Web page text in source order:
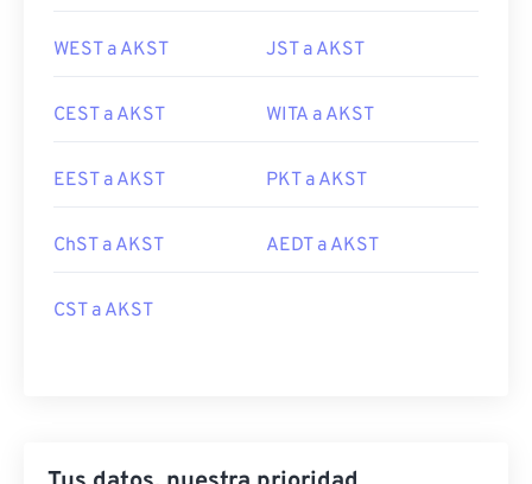
WEST a AKST JST a AKST
CEST a AKST WITA a AKST
EEST a AKST PKT a AKST
ChST a AKST AEDT a AKST
CST a AKST